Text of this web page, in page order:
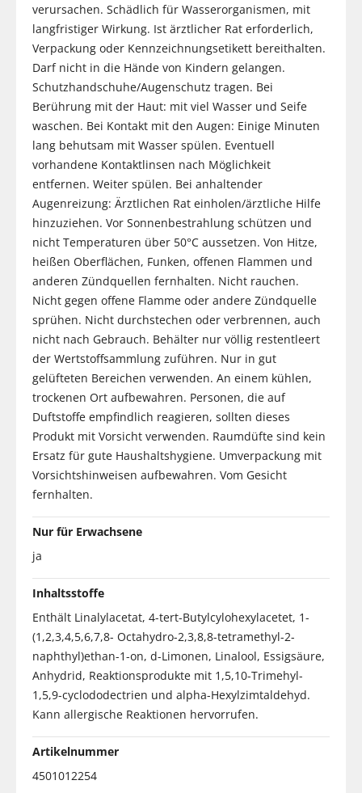
verursachen. Schädlich für Wasserorganismen, mit
langfristiger Wirkung. Ist ärztlicher Rat erforderlich,
Verpackung oder Kennzeichnungsetikett bereithalten.
Darf nicht in die Hände von Kindern gelangen.
Schutzhandschuhe/Augenschutz tragen. Bei
Berührung mit der Haut: mit viel Wasser und Seife
waschen. Bei Kontakt mit den Augen: Einige Minuten
lang behutsam mit Wasser spülen. Eventuell
vorhandene Kontaktlinsen nach Möglichkeit
entfernen. Weiter spülen. Bei anhaltender
Augenreizung: Ärztlichen Rat einholen/ärztliche Hilfe
hinzuziehen. Vor Sonnenbestrahlung schützen und
nicht Temperaturen über 50°C aussetzen. Von Hitze,
heißen Oberflächen, Funken, offenen Flammen und
anderen Zündquellen fernhalten. Nicht rauchen.
Nicht gegen offene Flamme oder andere Zündquelle
sprühen. Nicht durchstechen oder verbrennen, auch
nicht nach Gebrauch. Behälter nur völlig restentleert
der Wertstoffsammlung zuführen. Nur in gut
gelüfteten Bereichen verwenden. An einem kühlen,
trockenen Ort aufbewahren. Personen, die auf
Duftstoffe empfindlich reagieren, sollten dieses
Produkt mit Vorsicht verwenden. Raumdüfte sind kein
Ersatz für gute Haushaltshygiene. Umverpackung mit
Vorsichtshinweisen aufbewahren. Vom Gesicht
fernhalten.
Nur für Erwachsene
ja
Inhaltsstoffe
Enthält Linalylacetat, 4-tert-Butylcylohexylacetet, 1-
(1,2,3,4,5,6,7,8- Octahydro-2,3,8,8-tetramethyl-2-
naphthyl)ethan-1-on, d-Limonen, Linalool, Essigsäure,
Anhydrid, Reaktionsprodukte mit 1,5,10-Trimehyl-
1,5,9-cyclododectrien und alpha-Hexylzimtaldehyd.
Kann allergische Reaktionen hervorrufen.
Artikelnummer
4501012254